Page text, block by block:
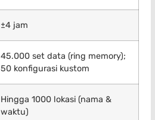
±4 jam
45.000 set data (ring memory);
50 konfigurasi kustom
Hingga 1000 lokasi (nama &
waktu)